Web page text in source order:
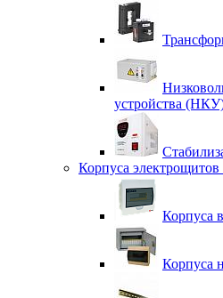
устройства
Корпуса
Корпуса
Корпуса